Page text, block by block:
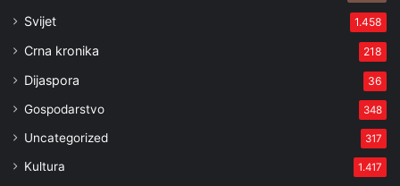
Svijet 1.458
Crna kronika 218
Dijaspora 36
Gospodarstvo 348
Uncategorized 317
Kultura 1.417